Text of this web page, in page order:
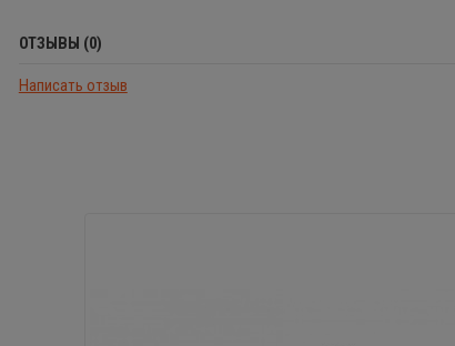
ОТЗЫВЫ (0)
Написать отзыв